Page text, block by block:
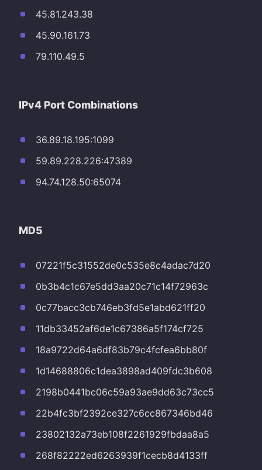
45.81.243.38
45.90.161.73
79.110.49.5
IPv4 Port Combinations
36.89.18.195:1099
59.89.228.226:47389
94.74.128.50:65074
MD5
07221f5c31552de0c535e8c4adac7d20
0b3b4c1c67e5dd3aa20c71c14f72963c
0c77bacc3cb746eb3fd5e1abd621ff20
11db33452af6de1c67386a5f174cf725
18a9722d64a6df83b79c4fcfea6bb80f
1d14688806c1dea3898ad409fdc3b608
2198b0441bc06c59a93ae9dd63c73cc5
22b4fc3bf2392ce327c6cc867346bd46
23802132a73eb108f2261929fbdaa8a5
268f82222ed6263939f1cecb8d4133ff